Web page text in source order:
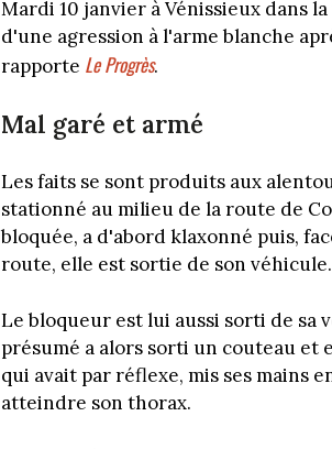
Mardi 10 janvier à Vénissieux dans
d'une agression à l'arme blanche
rapporte Le Progrès.
Mal garé et armé
Les faits se sont produits aux
stationné au milieu de la route de
bloquée, a d'abord klaxonné puis,
route, elle est sortie de son véhicule.
Le bloqueur est lui aussi sorti de sa
présumé a alors sorti un couteau et
qui avait par réflexe, mis ses mains
atteindre son thorax.